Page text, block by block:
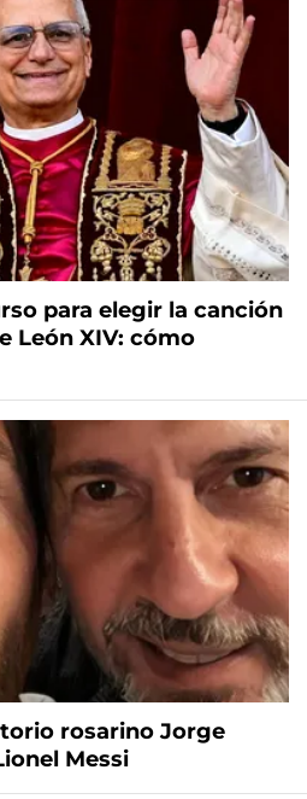
para elegir la canción
León XIV: cómo
rosarino Jorge
Messi